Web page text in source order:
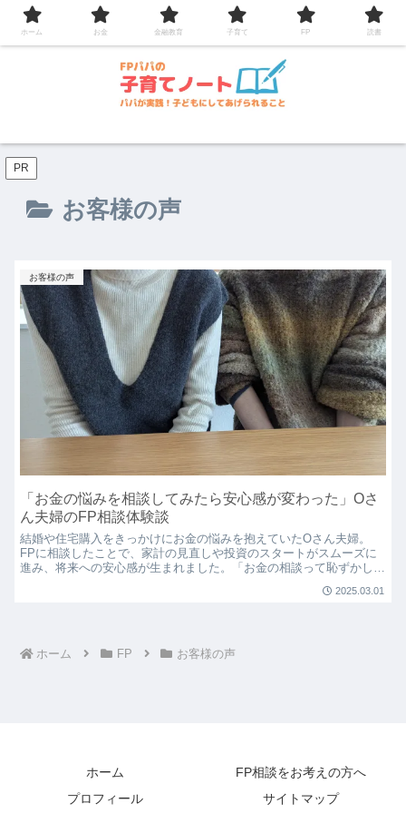
コンテンツへスキップ
PR
お客様の声
お客様の声
「お金の悩みを相談してみたら安心感が変わった」Oさ
ん夫婦のFP相談体験談
結婚や住宅購入をきっかけにお金の悩みを抱えていたOさん夫婦。
FPに相談したことで、家計の見直しや投資のスタートがスムーズに
進み、将来への安心感が生まれました。「お金の相談って恥ずかし
2025.03.01
ホーム FP お客様の声
ホーム
FP相談をお考えの方へ
プロフィール
サイトマップ
ホーム お金 金融教育 子育て FP 読書